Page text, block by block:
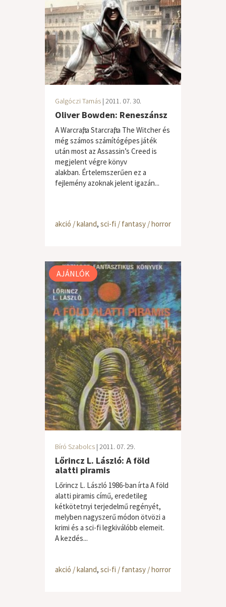
Galgóczi Tamás | 2011. 07. 30.
Oliver Bowden: Reneszánsz
A Warcraft, a Starcraft, a The Witcher és
még számos számítógépes játék
után most az Assassin’s Creed is
megjelent végre könyv
alakban. Értelemszerűen ez a
fejlemény azoknak jelent igazán...
akció / kaland, sci-fi / fantasy / horror
AJÁNLÓK
Bíró Szabolcs | 2011. 07. 29.
Lőrincz L. László: A föld
alatti piramis
Lőrincz L. László 1986-ban írta A föld
alatti piramis című, eredetileg
kétkötetnyi terjedelmű regényét,
melyben nagyszerű módon ötvözi a
krimi és a sci-fi legkiválóbb elemeit.
A kezdés...
akció / kaland, sci-fi / fantasy / horror